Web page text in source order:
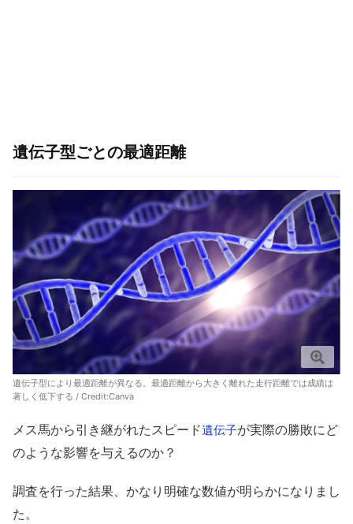
遺伝子型ごとの最適距離
遺伝子型により最適距離が異なる。最適距離から大きく離れた走行距離では成績は
著しく低下する / Credit:Canva
メス馬から引き継がれたスピード遺伝子が実際の勝敗にど
のような影響を与えるのか？
調査を行った結果、かなり明確な数値が明らかになりまし
た。